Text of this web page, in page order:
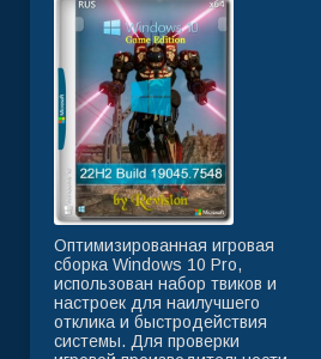
Оптимизированная игровая
сборка Windows 10 Pro,
использован набор твиков и
настроек для наилучшего
отклика и быстродействия
системы. Для проверки